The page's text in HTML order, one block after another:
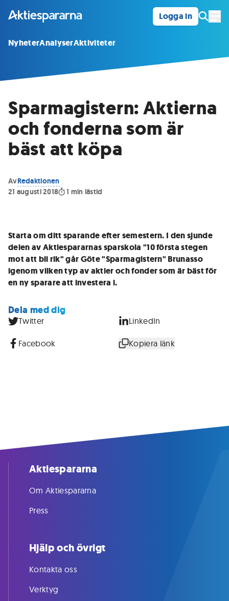
Logga in
NyheterAnalyserAktiviteter
Sparmagistern: Aktierna
och fonderna som är
bäst att köpa
AvRedaktionen
21 augusti 2018
1 min lästid
Starta om ditt sparande efter semestern. I den sjunde
delen av Aktiespararnas sparskola "10 första stegen
mot att bli rik" går Göte "Sparmagistern" Brunasso
igenom vilken typ av aktier och fonder som är bäst för
en ny sparare att investera i.
Dela med dig
Twitter LinkedIn
Facebook Kopiera länk
Aktiespararna
Om Aktiespararna
Press
Hjälp och övrigt
Kontakta oss
Verktyg